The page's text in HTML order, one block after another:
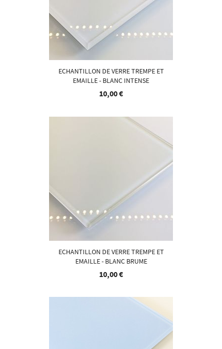
ECHANTILLON DE VERRE TREMPE ET
EMAILLE - BLANC INTENSE
10,00 €
ECHANTILLON DE VERRE TREMPE ET
EMAILLE - BLANC BRUME
10,00 €